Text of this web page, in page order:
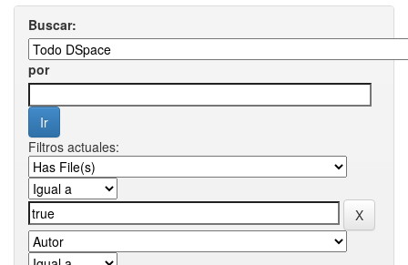
Buscar:
por
Filtros actuales: